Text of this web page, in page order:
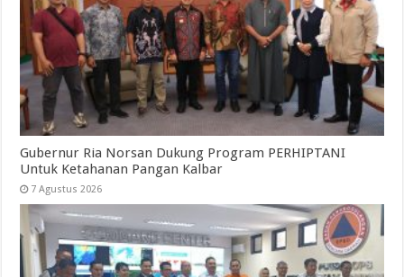
Gubernur Ria Norsan Dukung Program PERHIPTANI
Untuk Ketahanan Pangan Kalbar
7 Agustus 2026